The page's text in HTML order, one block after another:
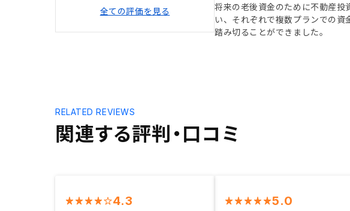
全ての評価を見る
将来の老後資金のために不動産投
い、それぞれで複数プランでの
踏み切ることができました。
関連する評判・口コミ
RELATED REVIEWS
4.3 5.0